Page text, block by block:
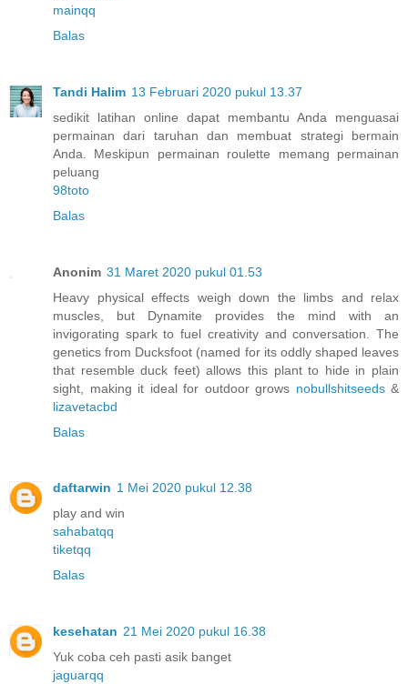
mainqq
Balas
Tandi Halim 13 Februari 2020 pukul 13.37
sedikit latihan online dapat membantu Anda menguasai
permainan dari taruhan dan membuat strategi bermain
Anda. Meskipun permainan roulette memang permainan
peluang
98toto
Balas
Anonim 31 Maret 2020 pukul 01.53
Heavy physical effects weigh down the limbs and relax
muscles, but Dynamite provides the mind with an
invigorating spark to fuel creativity and conversation. The
genetics from Ducksfoot (named for its oddly shaped leaves
that resemble duck feet) allows this plant to hide in plain
sight, making it ideal for outdoor grows nobullshitseeds&
lizavetacbd
Balas
daftarwin 1 Mei 2020 pukul 12.38
play and win
sahabatqq
tiketqq
Balas
kesehatan 21 Mei 2020 pukul 16.38
Yuk coba ceh pasti asik banget
jaguarqq